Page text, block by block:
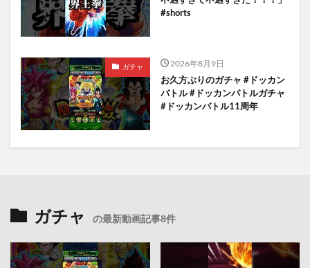
#shorts
ガチャ 2026年8月9日
お久方ぶりのガチャ #ドッカン
バトル #ドッカンバトルガチャ
#ドッカンバトル11周年
ガチャ の最新動画記事8件